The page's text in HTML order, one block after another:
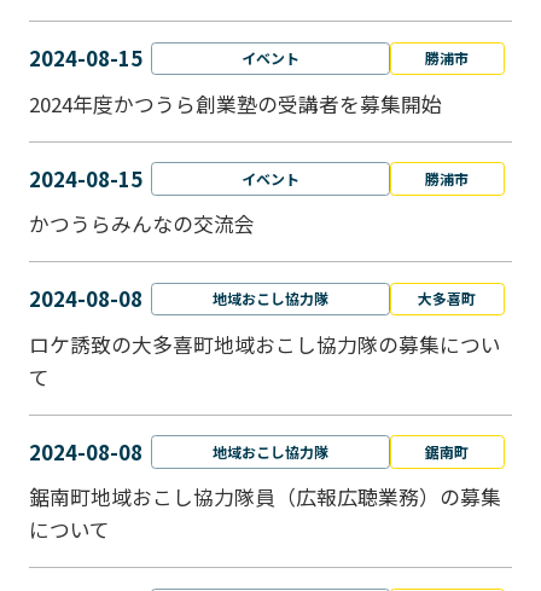
2024-08-15 イベント 勝浦市
2024年度かつうら創業塾の受講者を募集開始
2024-08-15 イベント 勝浦市
かつうらみんなの交流会
2024-08-08 地域おこし協力隊 大多喜町
ロケ誘致の大多喜町地域おこし協力隊の募集につい
て
2024-08-08 地域おこし協力隊 鋸南町
鋸南町地域おこし協力隊員（広報広聴業務）の募集
について